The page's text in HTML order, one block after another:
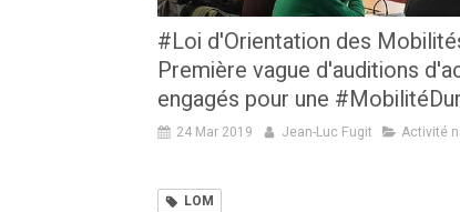
#Loi d'Orientation des
Première vague d'auditions
engagés pour une
24 Mar 2019 Jean-Luc Fugit Activité
LOM